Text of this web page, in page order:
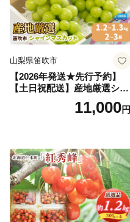
山梨県笛吹市
【2026年発送★先行予約】
【土日祝配送】産地厳選シャ
インマスカット1.2kg～1.3kg
（2房～3房）※沖縄・離島配
笛吹市 山梨県 フルーツ 果物
ぶどう 葡萄 大粒 シャインマ
スカット おすすめ シャイン
マスカット 贈答 ギフト 産地
笛吹市 シャインマスカット
笛吹 葡萄 国産 ぶどう 人気
国産 1.2kg 先行｜
11,000円